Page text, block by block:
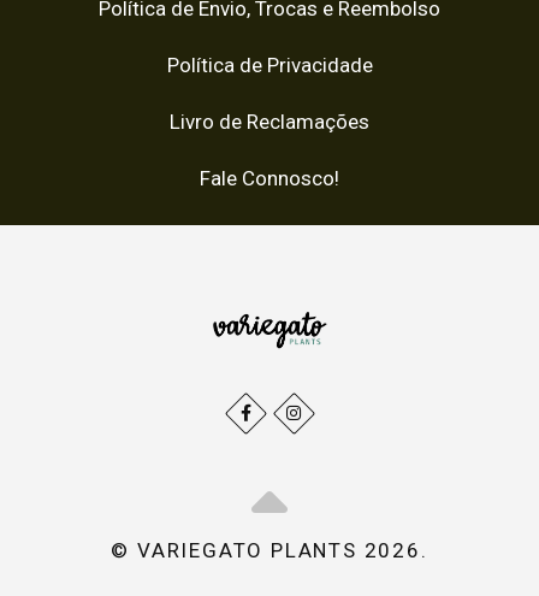
Política de Envio, Trocas e Reembolso
Política de Privacidade
Livro de Reclamações
Fale Connosco!
© VARIEGATO PLANTS 2026.